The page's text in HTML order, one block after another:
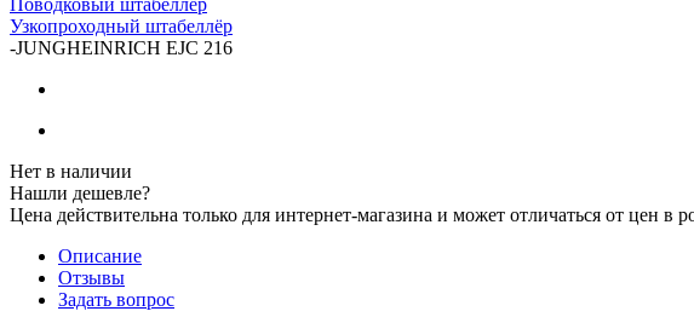
Узкопроходный штабеллёр
-JUNGHEINRICH EJC 216
Нет в наличии
Нашли дешевле?
Цена действительна только для интернет-магазина и может отличаться от цен в
Описание
Отзывы
Задать вопрос